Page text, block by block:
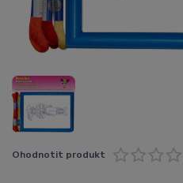
Ohodnotit produkt